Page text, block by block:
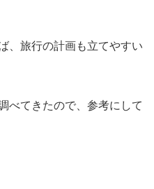
、旅行の計画も立てやすい
べてきたので、参考にして